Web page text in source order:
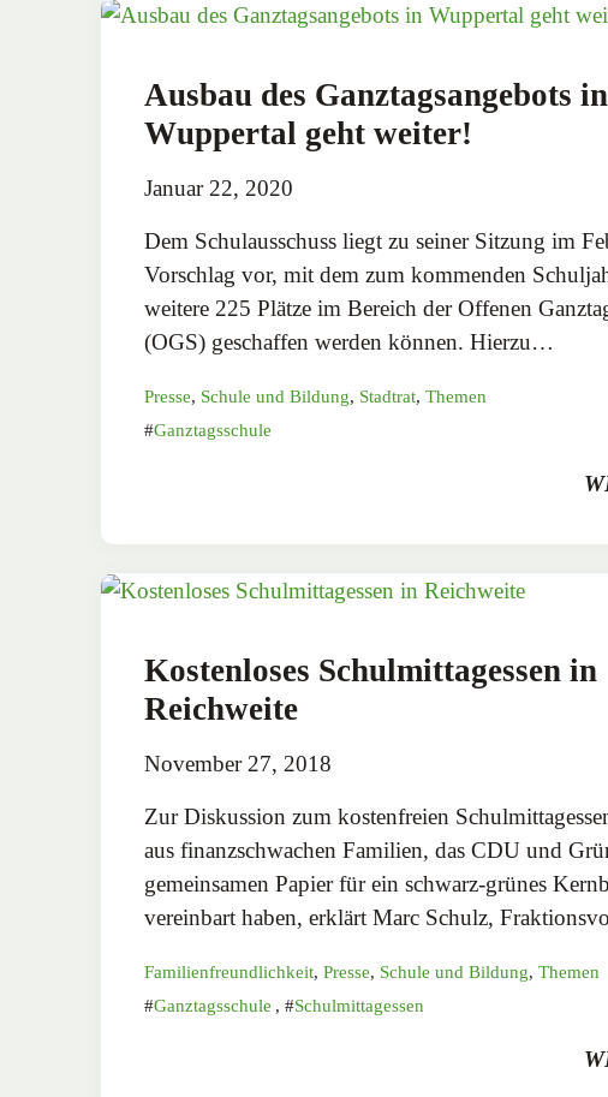
Ausbau des Ganztagsangebots in
Wuppertal geht weiter!
Januar 22, 2020
Dem Schulausschuss liegt zu seiner Sitzung im
Vorschlag vor, mit dem zum kommenden
weitere 225 Plätze im Bereich der Offenen
(OGS) geschaffen werden können. Hierzu…
Presse, Schule und Bildung, Stadtrat, Themen
Ganztagsschule
Kostenloses Schulmittagessen in
Reichweite
November 27, 2018
Zur Diskussion zum kostenfreien
aus finanzschwachen Familien, das CDU und
gemeinsamen Papier für ein schwarz-grünes
vereinbart haben, erklärt Marc Schulz,
Familienfreundlichkeit, Presse, Schule und Bildung, Themen
Ganztagsschule , Schulmittagessen